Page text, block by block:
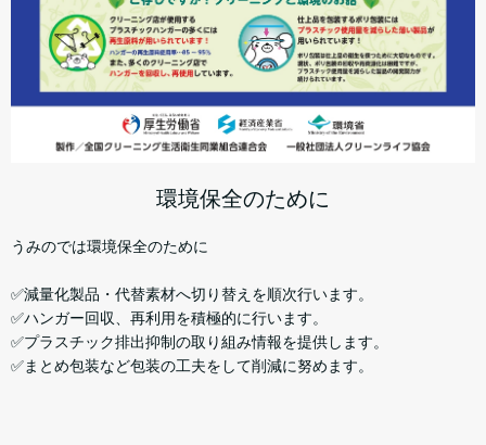
環境保全のために
うみのでは環境保全のために
✅減量化製品・代替素材へ切り替えを順次行います。
✅ハンガー回収、再利用を積極的に行います。
✅プラスチック排出抑制の取り組み情報を提供します。
✅まとめ包装など包装の工夫をして削減に努めます。